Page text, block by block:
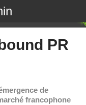
PR
de
francophone